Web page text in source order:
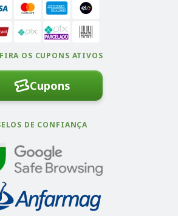
OS CUPONS ATIVOS
Cupons
DE CONFIANÇA